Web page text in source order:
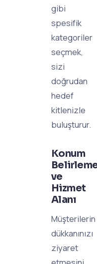
gibi
spesifik
kategoriler
seçmek,
sizi
doğrudan
hedef
kitlenizle
buluşturur.
Konum
ve
Hizmet
Alanı
Müşterilerin
dükkanınızı
ziyaret